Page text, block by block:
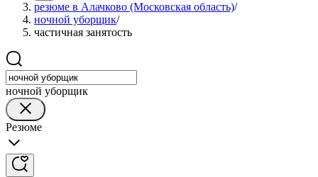
резюме в Алачково (Московская область)/
ночной уборщик/
частичная занятость
ночной уборщик
Резюме